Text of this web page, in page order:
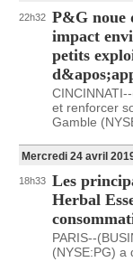
22h32 P&G noue
impact
petits
et renforcer
Gamble
Mercredi 24 avril
18h33 Les
Herbal
PARIS--
(NYSE:PG) a